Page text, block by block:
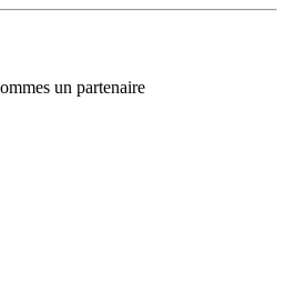
un partenaire